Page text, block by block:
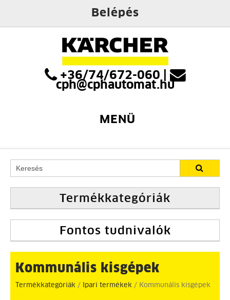
Belépés
+36/74/672-060
cph@cphautomat.hu
MENÜ
Termékkategóriák
Fontos tudnivalók
Kommunális kisgépek
Termékkategóriák / Ipari termékek / Kommunális kisgépek